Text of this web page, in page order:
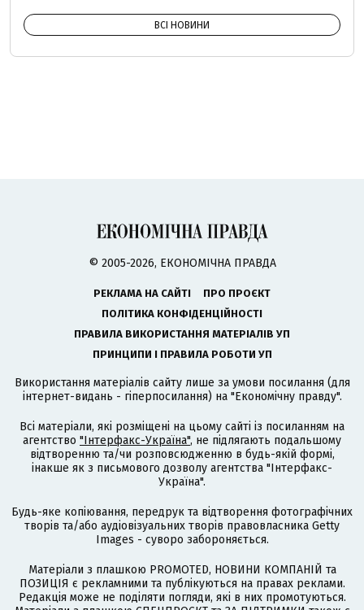
ВСІ НОВИНИ
© 2005-2026, ЕКОНОМІЧНА ПРАВДА
РЕКЛАМА НА САЙТІ
ПРО ПРОЄКТ
ПОЛІТИКА КОНФІДЕНЦІЙНОСТІ
ПРАВИЛА ВИКОРИСТАННЯ МАТЕРІАЛІВ УП
ПРИНЦИПИ І ПРАВИЛА РОБОТИ УП
Використання матеріалів сайту лише за умови посилання (для
інтернет-видань - гіперпосилання) на "Економічну правду".
Всі матеріали, які розміщені на цьому сайті із посиланням на
агентство "Інтерфакс-Україна", не підлягають подальшому
відтворенню та/чи розповсюдженню в будь-якій формі,
інакше як з письмового дозволу агентства "Інтерфакс-
Україна".
Будь-яке копіювання, передрук та відтворення фотографічних
творів та/або аудіовізуальних творів правовласника Getty
Images - суворо забороняється.
Матеріали з плашкою PROMOTED, НОВИНИ КОМПАНІЙ та
ПОЗИЦІЯ є рекламними та публікуються на правах реклами.
Редакція може не поділяти погляди, які в них промотуються.